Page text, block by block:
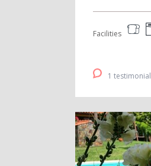
Facilities
1 testimonial